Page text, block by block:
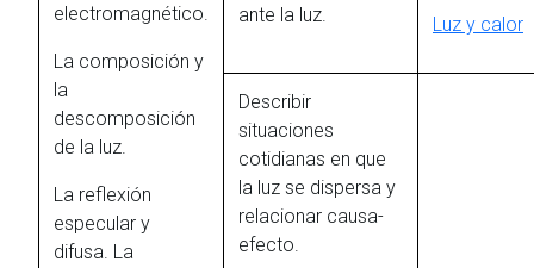
electromagnético.
La composición y
la
descomposición
de la luz.
La reflexión
especular y
difusa. La
ante la luz.
Luz y calor
Describir
situaciones
cotidianas en que
la luz se dispersa y
relacionar causa-
efecto.